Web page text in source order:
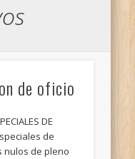
de oficio
DE
de
nulos de pleno